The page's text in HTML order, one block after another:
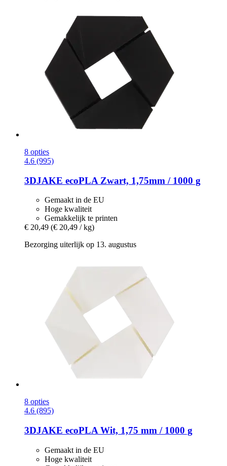
8 opties
4.6 (995)
3DJAKE ecoPLA Zwart, 1,75mm / 1000 g
Gemaakt in de EU
Hoge kwaliteit
Gemakkelijk te printen
€ 20,49 (€ 20,49 / kg)
Bezorging uiterlijk op 13. augustus
8 opties
4.6 (895)
3DJAKE ecoPLA Wit, 1,75 mm / 1000 g
Gemaakt in de EU
Hoge kwaliteit